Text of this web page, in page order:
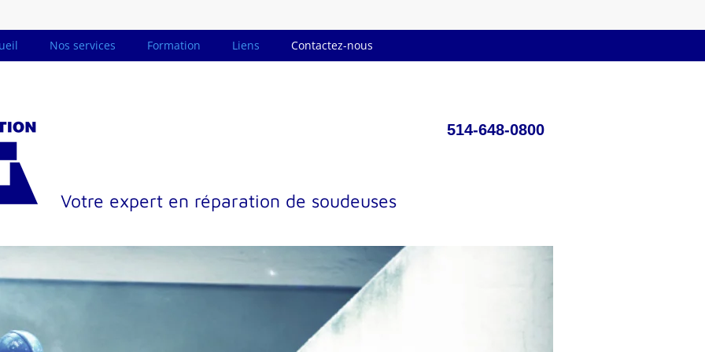
Nos services Formation Liens Contactez-nous
514-648-0800
Votre expert en réparation de soudeuses